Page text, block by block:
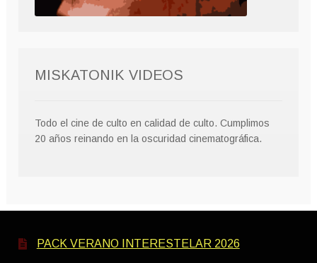
MISKATONIK VIDEOS
Todo el cine de culto en calidad de culto. Cumplimos
20 años reinando en la oscuridad cinematográfica.
PACK VERANO INTERESTELAR 2026